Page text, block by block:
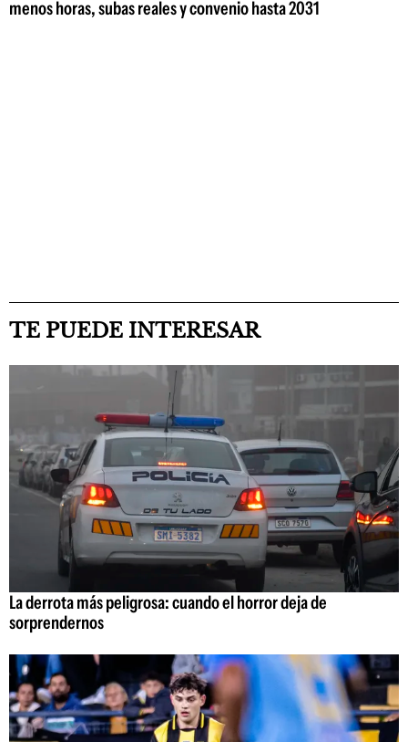
menos horas, subas reales y convenio hasta 2031
TE PUEDE INTERESAR
La derrota más peligrosa: cuando el horror deja de
sorprendernos